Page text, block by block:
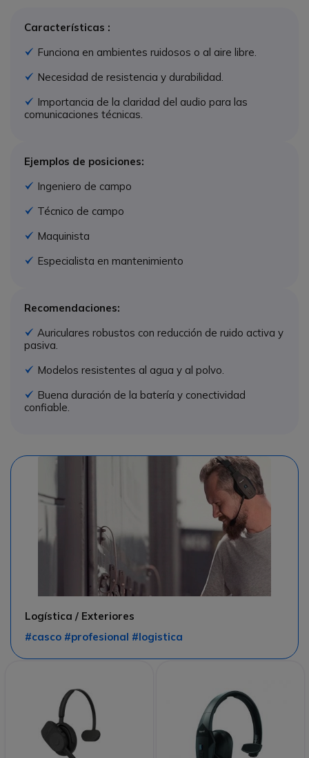
Características :
Icono
Funciona en ambientes ruidosos o al aire libre.
Icono
Necesidad de resistencia y durabilidad.
Icono
Importancia de la claridad del audio para las
comunicaciones técnicas.
Ejemplos de posiciones:
Icono
Ingeniero de campo
Icono
Técnico de campo
Icono
Maquinista
Icono
Especialista en mantenimiento
Recomendaciones:
Icono
Auriculares robustos con reducción de ruido activa y
pasiva.
Icono
Modelos resistentes al agua y al polvo.
Icono
Buena duración de la batería y conectividad
confiable.
Logística / Exteriores
#casco #profesional #logistica